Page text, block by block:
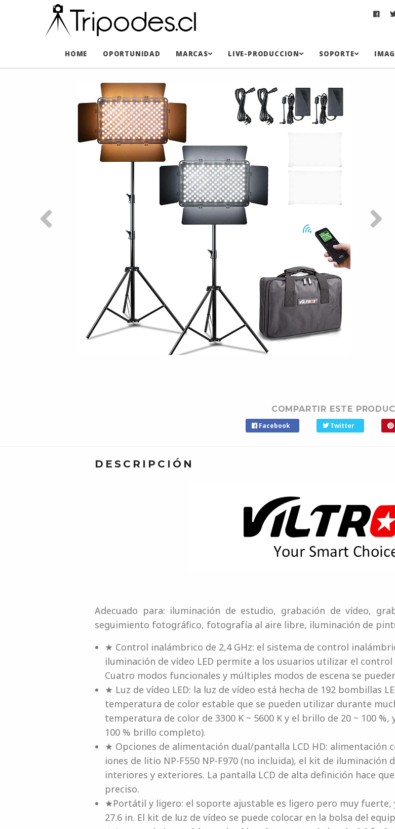
HOME OPORTUNIDAD MARCAS LIVE-PRODUCCION SOPORTE
COMPARTIR ESTE
Facebook Twitter
DESCRIPCIÓN
Adecuado para: iluminación de estudio, grabación de vídeo,
seguimiento fotográfico, fotografía al aire libre, iluminación de
★ Control inalámbrico de 2,4 GHz: el sistema de control
iluminación de vídeo LED permite a los usuarios utilizar el
Cuatro modos funcionales y múltiples modos de escena se
★ Luz de vídeo LED: la luz de vídeo está hecha de 192 bombillas
temperatura de color estable que se pueden utilizar durante
temperatura de color de 3300 K ~ 5600 K y el brillo de 20 ~ 100
100 % brillo completo).
★ Opciones de alimentación dual/pantalla LCD HD: alimentación
iones de litio NP-F550 NP-F970 (no incluida), el kit de iluminación
interiores y exteriores. La pantalla LCD de alta definición hace
preciso.
★Portátil y ligero: el soporte ajustable es ligero pero muy fuerte,
27.6 in. El kit de luz de vídeo se puede colocar en la bolsa del